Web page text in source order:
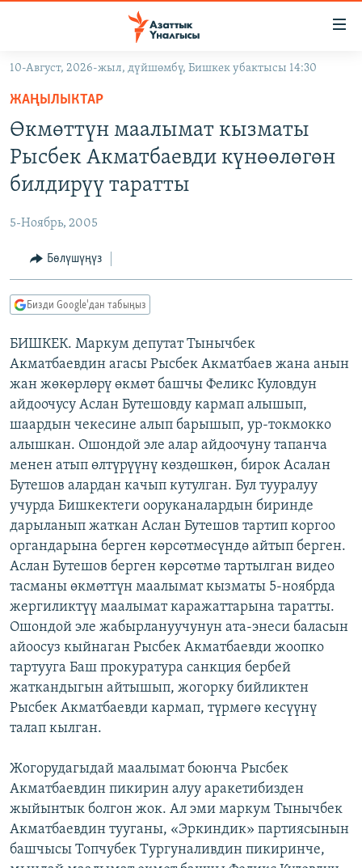
Навигацияга
өтүңүз
Издөөгө
салыңызКЫРГЫЗСТАН
МАДАНИЯТ
ДҮЙНӨ
УКРАИНА
ТВ ПРОГРАММАЛАР
БҮГҮН АЗАТТЫКТА
ДАНИСТЕ
АЗАТТЫК+
ЫҢГАЙСЫЗ СУРООЛОР
ПОДКАСТ
ЭЕ/АРнун бардык сайттары
10-Август, 2026-жыл, дүйшөмбү, Бишкек убактысы 14:30
ЖАҢЫЛЫКТАР
Өкмөттүн маалымат кызматы
Рысбек Акматбаевди күнөөлөгөн
билдирүү таратты
5-Ноябрь, 2005
Бөлүшүңүз
Бизди Google'дан табыңыз
БИШКЕК. Маркум депутат Тынычбек
Акматбаевдин агасы Рысбек Акматбаев жана анын
жан жөкөрлөрү өкмөт башчы Феликс Куловдун
айдоочусу Аслан Бутешовду кармап алышып,
шаардын чекесине алып барышып, ур-токмокко
алышкан. Ошондой эле алар айдоочуну тапанча
менен атып өлтүрүүнү көздөшкөн, бирок Асалан
Бутешов алардан качып кутулган. Бул тууралуу
учурда Бишкектеги ооруканалардын биринде
дарыланып жаткан Аслан Бутешов тартип коргоо
органдарына берген көрсөтмөсүндө айтып берген.
Аслан Бутешов берген көрсөтмө тартылган видео
тасманы өкмөттүн маалымат кызматы 5-ноябрда
жергиликтүү маалымат каражаттарына таратты.
Ошондой эле жабырлануучунун ата-энеси баласын
айоосуз кыйнаган Рысбек Акматбаевди жоопко
тартууга Баш прокуратура санкция бербей
жаткандыгын айтышып, жогорку бийликтен
Рысбек Акматбаевди кармап, түрмөгө кесүүнү
талап кылган.
Жогорудагыдай маалымат боюнча Рысбек
Акматбаевдин пикирин алуу аракетибизден
жыйынтык болгон жок. Ал эми маркум Тынычбек
Акматбаевдин тууганы, «Эркиндик» партиясынын
башчысы Топчубек Тургуналивдин пикиринче,